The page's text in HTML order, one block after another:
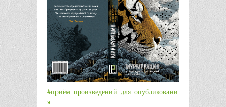
#приём_произведений_для_опубликовани
я